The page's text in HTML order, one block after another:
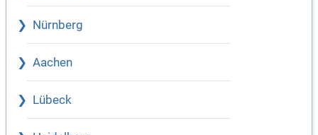
Nürnberg
Aachen
Lübeck